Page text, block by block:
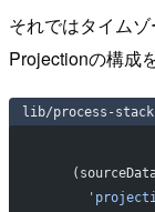
それではタイム
Projectionの構成
lib/process-